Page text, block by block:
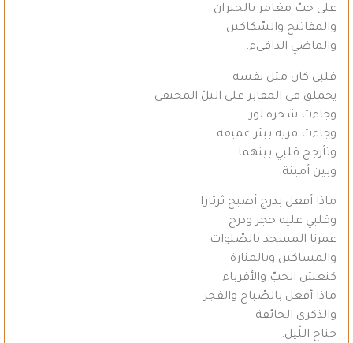
على حبّ مغامر بالجيران
والمفاتيح والسّكاكين
والماضي الدافىء.
قلبي كان مثل نفسه
يحملق في المقابر على التلّ المختفي
وجاءت شجرة لوز
وجاءت قرية ببئر عميقة
وتأرجح قلبي بينهما
وبين أمينة.
ماذا أفعل بدرج أصبح ثرثارا
وقلبي عليه حجر ودرج
غمرنا المسجد بالصّلوات
والمساكين وبالمنارة
كنعش الحبّ والأقرباء
ماذا أفعل بالصّباح والفجر
والذكرى الخائفة
جناح اللّيل.